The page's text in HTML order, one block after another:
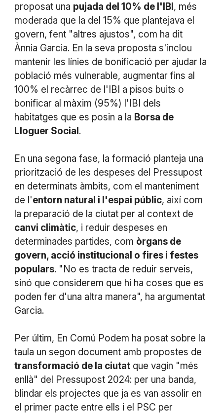
proposat una pujada del 10% de l'IBI , més
moderada que la del 15% que plantejava el
govern, fent "altres ajustos", com ha dit
Ànnia Garcia. En la seva proposta s'inclou
mantenir les línies de bonificació per ajudar la
població més vulnerable, augmentar fins al
100% el recàrrec de l'IBI a pisos buits o
bonificar al màxim (95%) l'IBI dels
habitatges que es posin a la Borsa de
Lloguer Social .
En una segona fase, la formació planteja una
priorització de les despeses del Pressupost
en determinats àmbits, com el manteniment
de l'entorn natural i l'espai públic, així com
la preparació de la ciutat per al context de
canvi climàtic, i reduir despeses en
determinades partides, com òrgans de
govern, acció institucional o fires i festes
populars. "No es tracta de reduir serveis,
sinó que considerem que hi ha coses que es
poden fer d'una altra manera", ha argumentat
Garcia.
Per últim, En Comú Podem ha posat sobre la
taula un segon document amb propostes de
transformació de la ciutatque vagin "més
enllà" del Pressupost 2024: per una banda,
blindar els projectes que ja es van assolir en
el primer pacte entre ells i el PSC per